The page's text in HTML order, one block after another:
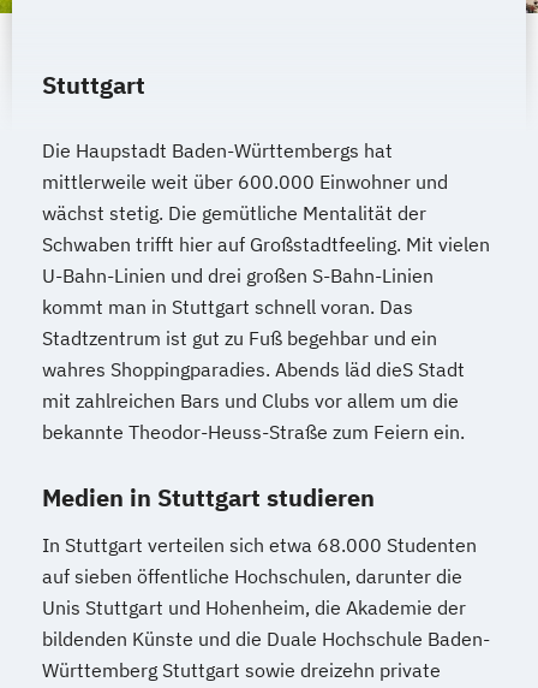
Stuttgart
Die Haupstadt Baden-Württembergs hat
mittlerweile weit über 600.000 Einwohner und
wächst stetig. Die gemütliche Mentalität der
Schwaben trifft hier auf Großstadtfeeling. Mit vielen
U-Bahn-Linien und drei großen S-Bahn-Linien
kommt man in Stuttgart schnell voran. Das
Stadtzentrum ist gut zu Fuß begehbar und ein
wahres Shoppingparadies. Abends läd dieS Stadt
mit zahlreichen Bars und Clubs vor allem um die
bekannte Theodor-Heuss-Straße zum Feiern ein.
Medien in Stuttgart studieren
In Stuttgart verteilen sich etwa 68.000 Studenten
auf sieben öffentliche Hochschulen, darunter die
Unis Stuttgart und Hohenheim, die Akademie der
bildenden Künste und die Duale Hochschule Baden-
Württemberg Stuttgart sowie dreizehn private